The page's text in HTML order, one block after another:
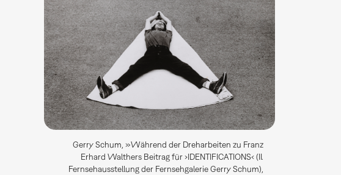
Gerry Schum, »Während der Dreharbeiten zu Franz
Erhard Walthers Beitrag für ›IDENTIFICATIONS‹ (II.
Fernsehausstellung der Fernsehgalerie Gerry Schum),